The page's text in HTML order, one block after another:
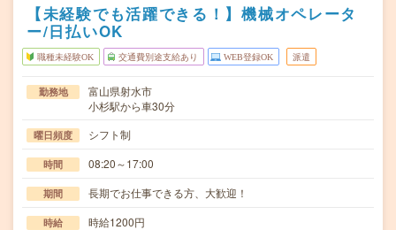
【未経験でも活躍できる！】機械オペレータ
ー/日払いOK
職種未経験OK 交通費別途支給あり WEB登録OK 派遣
勤務地
富山県射水市
小杉駅から車30分
曜日頻度 シフト制
時間 08:20～17:00
期間 長期でお仕事できる方、大歓迎！
時給 時給1200円